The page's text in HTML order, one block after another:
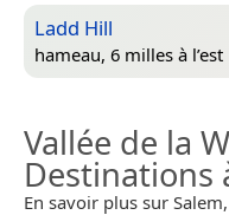
Ladd Hill
hameau, 6 milles à l’est
Vallée de la
Destinations
En savoir plus sur